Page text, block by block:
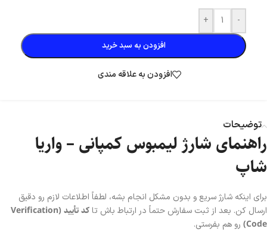
-
+
افزودن به سبد خرید
افزودن به علاقه مندی
توضیحات
راهنمای شارژ لیمبوس کمپانی – واریا
شاپ
برای اینکه شارژ سریع و بدون مشکل انجام بشه، لطفاً اطلاعات لازم رو دقیق
ارسال کن. بعد از ثبت سفارش حتماً در ارتباط باش تا
کد تأیید (Verification
Code) رو هم بفرستی.